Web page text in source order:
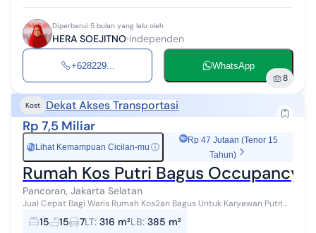
Diperbarui 5 bulan yang lalu oleh
HERA SOEJITNO Independen
+628229... WhatsApp
8
Kost Dekat Akses Transportasi
Rp 7,5 Miliar
Rp Lihat Kemampuan Cicilan-mu ⓘ
Rp 47 Jutaan (Tenor 15
Tahun)
Rumah Kos Putri Bagus Occupancy
Pancoran, Jakarta Selatan
Jual Cepat Bagi Waris Rumah Kos2an Bagus Untuk Karyawan Putri
Dekat Tugu Pancoran Kawasan Pancoran Jakarta Selatan Sertifikat
SHGB Luas Tanah = 3...
15 15 7LT: 316 m²LB: 385 m²